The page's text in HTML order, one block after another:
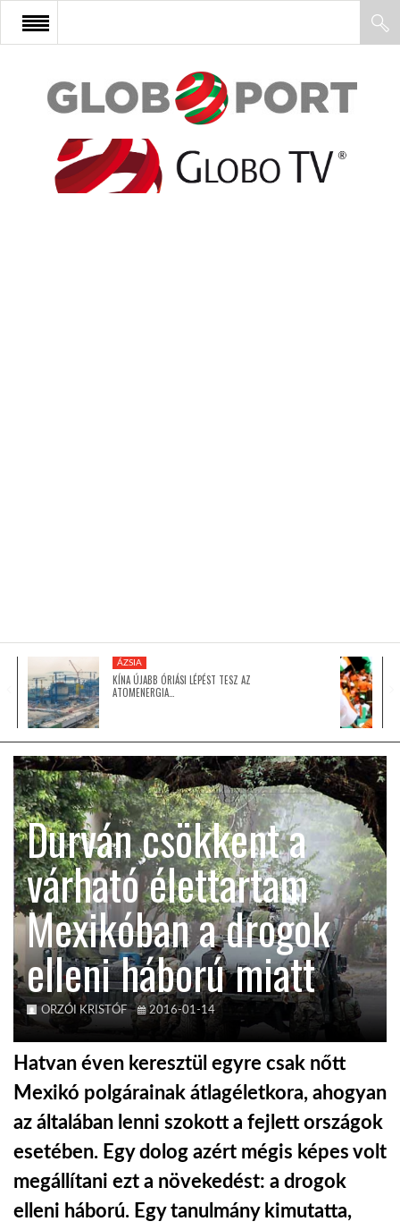
FŐOLDAL
AFRIKA
GLOBOTV BP
HÍR3D
TROPICALMAGAZIN
GLOBOTV
AFRIKA TUDÁSTÁR
A NAP SZÉPE
LINKTR.EE
GLOBOZSARU
DOBRAVERO.HU
ÁZSIA
KÍNA ÚJABB ÓRIÁSI LÉPÉST TESZ AZ
ATOMENERGIA…
Durván csökkent a
várható élettartam
Mexikóban a drogok
elleni háború miatt
ORZÓI KRISTÓF 2016-01-14
Hatvan éven keresztül egyre csak nőtt
Mexikó polgárainak átlagéletkora, ahogyan
az általában lenni szokott a fejlett országok
esetében. Egy dolog azért mégis képes volt
megállítani ezt a növekedést: a drogok
elleni háború. Egy tanulmány kimutatta,